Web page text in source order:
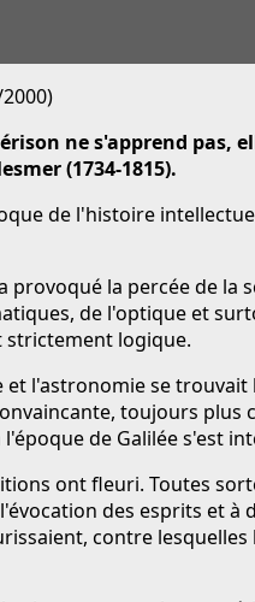
ne s'apprend pas,
(1734-1815).
de l'histoire
provoqué la percée de la
de l'optique et
logique.
et l'astronomie se
toujours plus
de Galilée s'est
ont fleuri. Toutes
des esprits et
contre